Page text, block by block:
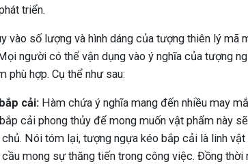
triển.
vào số lượng và hình dáng của tượng thiên lý mã
người có thể vận dụng vào ý nghĩa của tượng
phù hợp. Cụ thể như sau:
cải: Hàm chứa ý nghĩa mang đến nhiều may
cải phong thủy để mong muốn vật phẩm này
Nói tóm lại, tượng ngựa kéo bắp cải là linh
cầu mong sự thăng tiến trong công việc. Đồng